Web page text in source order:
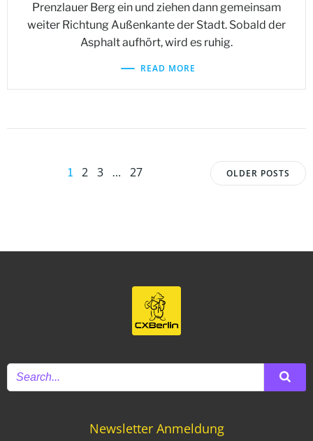
Prenzlauer Berg ein und ziehen dann gemeinsam
weiter Richtung Außenkante der Stadt. Sobald der
Asphalt aufhört, wird es ruhig.
READ MORE
Posts
Page
1 Page
2 Page
3 … Page
27
Posts
OLDER POSTS
Newsletter Anmeldung